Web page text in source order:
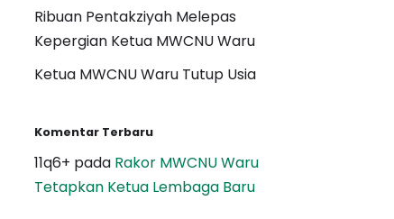
Ribuan Pentakziyah Melepas
Kepergian Ketua MWCNU Waru
Ketua MWCNU Waru Tutup Usia
Komentar Terbaru
11q6+ pada Rakor MWCNU Waru
Tetapkan Ketua Lembaga Baru